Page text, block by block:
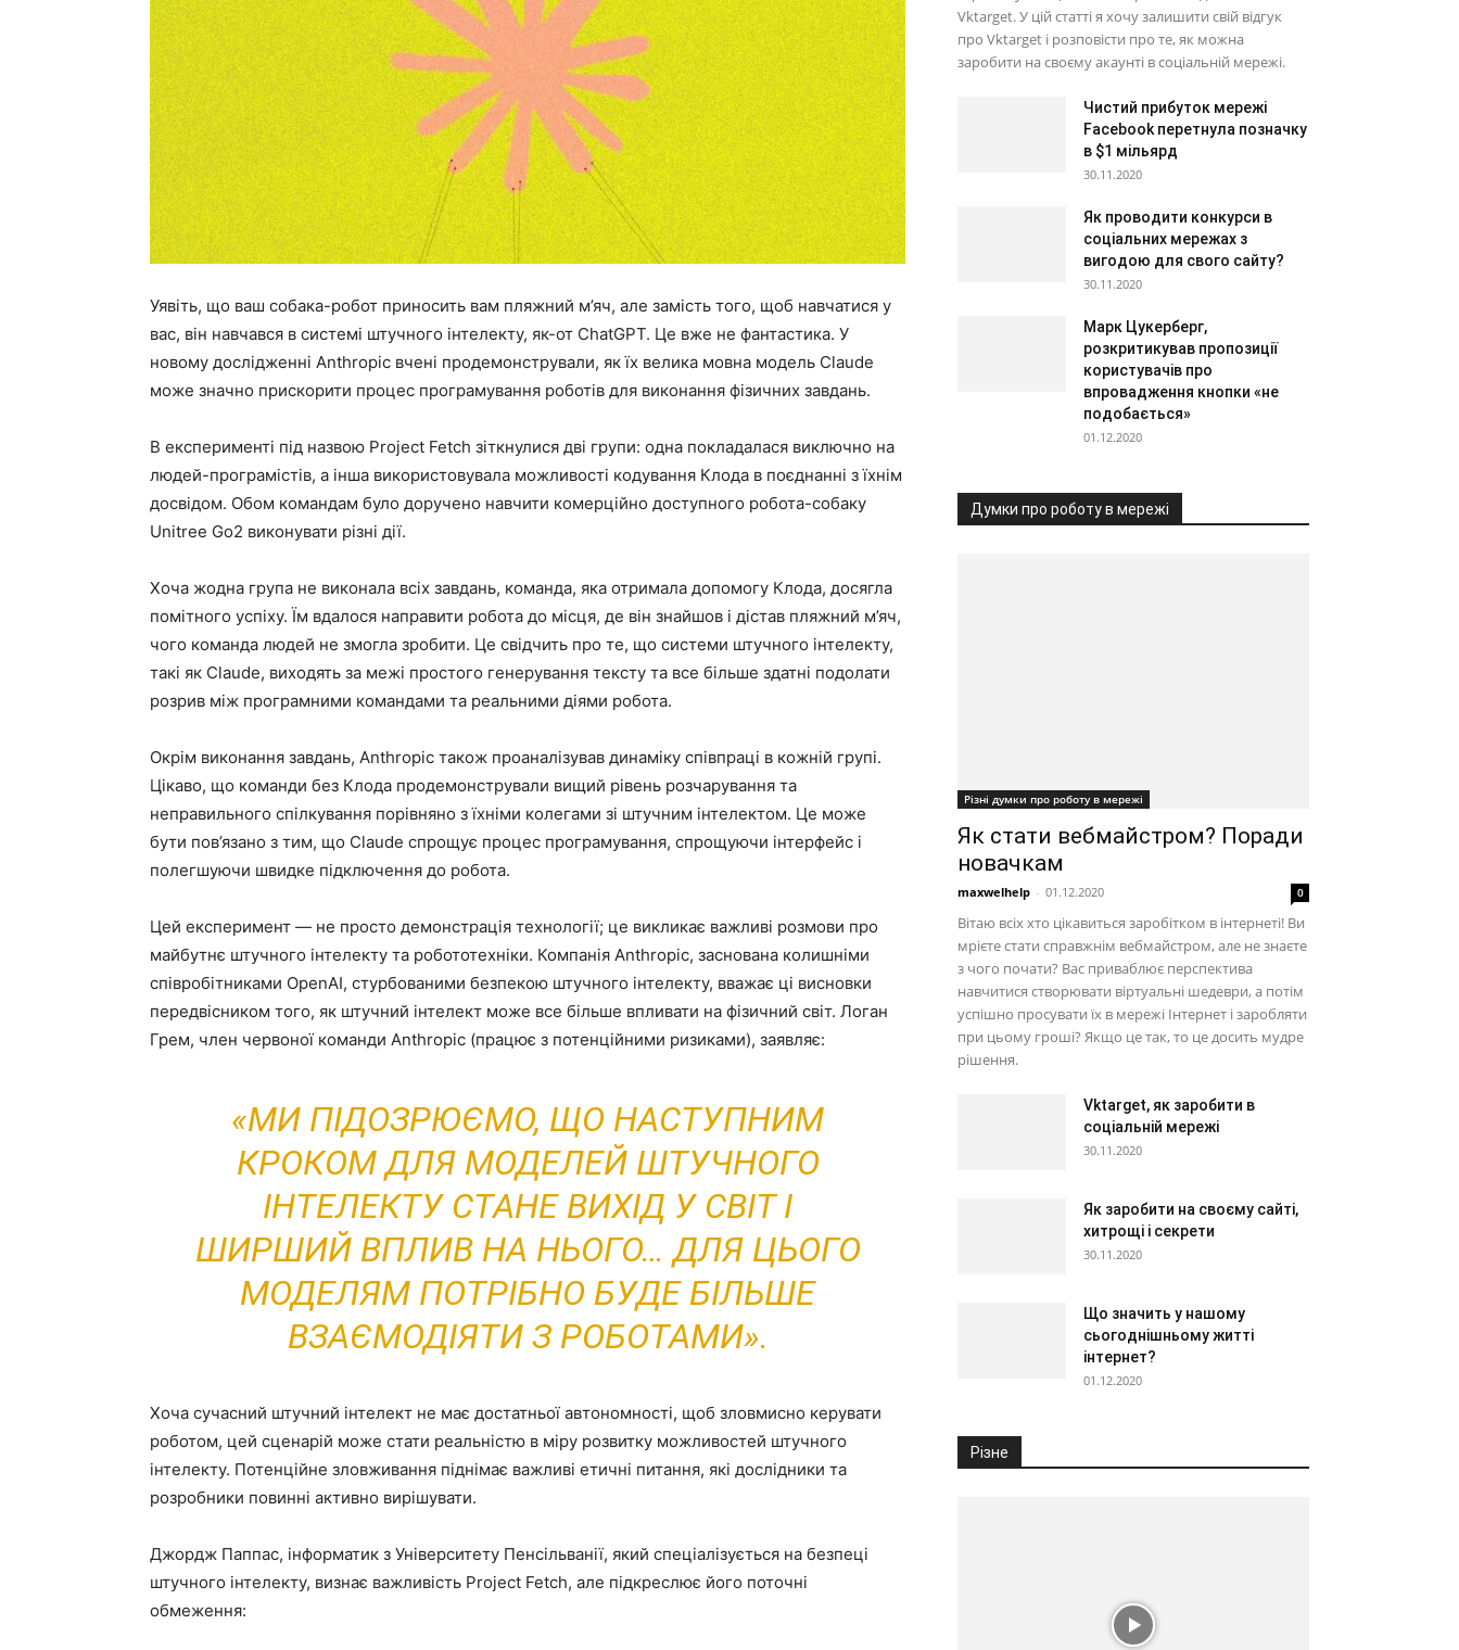
Уявіть, що ваш собака-робот приносить вам пляжний м’яч, але замість того, щоб навчатися у
вас, він навчався в системі штучного інтелекту, як-от ChatGPT. Це вже не фантастика. У
новому дослідженні Anthropic вчені продемонстрували, як їх велика мовна модель Claude
може значно прискорити процес програмування роботів для виконання фізичних завдань.
В експерименті під назвою Project Fetch зіткнулися дві групи: одна покладалася виключно на
людей-програмістів, а інша використовувала можливості кодування Клода в поєднанні з їхнім
досвідом. Обом командам було доручено навчити комерційно доступного робота-собаку
Unitree Go2 виконувати різні дії.
Хоча жодна група не виконала всіх завдань, команда, яка отримала допомогу Клода, досягла
помітного успіху. Їм вдалося направити робота до місця, де він знайшов і дістав пляжний м’яч,
чого команда людей не змогла зробити. Це свідчить про те, що системи штучного інтелекту,
такі як Claude, виходять за межі простого генерування тексту та все більше здатні подолати
розрив між програмними командами та реальними діями робота.
Окрім виконання завдань, Anthropic також проаналізував динаміку співпраці в кожній групі.
Цікаво, що команди без Клода продемонстрували вищий рівень розчарування та
неправильного спілкування порівняно з їхніми колегами зі штучним інтелектом. Це може
бути пов’язано з тим, що Claude спрощує процес програмування, спрощуючи інтерфейс і
полегшуючи швидке підключення до робота.
Цей експеримент — не просто демонстрація технології; це викликає важливі розмови про
майбутнє штучного інтелекту та робототехніки. Компанія Anthropic, заснована колишніми
співробітниками OpenAI, стурбованими безпекою штучного інтелекту, вважає ці висновки
передвісником того, як штучний інтелект може все більше впливати на фізичний світ. Логан
Грем, член червоної команди Anthropic (працює з потенційними ризиками), заявляє:
«МИ ПІДОЗРЮЄМО, ЩО НАСТУПНИМ
КРОКОМ ДЛЯ МОДЕЛЕЙ ШТУЧНОГО
ІНТЕЛЕКТУ СТАНЕ ВИХІД У СВІТ І
ШИРШИЙ ВПЛИВ НА НЬОГО… ДЛЯ ЦЬОГО
МОДЕЛЯМ ПОТРІБНО БУДЕ БІЛЬШЕ
ВЗАЄМОДІЯТИ З РОБОТАМИ».
Хоча сучасний штучний інтелект не має достатньої автономності, щоб зловмисно керувати
роботом, цей сценарій може стати реальністю в міру розвитку можливостей штучного
інтелекту. Потенційне зловживання піднімає важливі етичні питання, які дослідники та
розробники повинні активно вирішувати.
Джордж Паппас, інформатик з Університету Пенсільванії, який спеціалізується на безпеці
штучного інтелекту, визнає важливість Project Fetch, але підкреслює його поточні
обмеження:
Vktarget. У цій статті я хочу залишити свій відгук
про Vktarget і розповісти про те, як можна
заробити на своєму акаунті в соціальній мережі.
Чистий прибуток мережі
Facebook перетнула позначку
в $1 мільярд
30.11.2020
Як проводити конкурси в
соціальних мережах з
вигодою для свого сайту?
30.11.2020
Марк Цукерберг,
розкритикував пропозиції
користувачів про
впровадження кнопки «не
подобається»
01.12.2020
Думки про роботу в мережі
Різні думки про роботу в мережі
Як стати вебмайстром? Поради
новачкам
maxwelhelp - 01.12.2020 0
Вітаю всіх хто цікавиться заробітком в інтернеті! Ви
мрієте стати справжнім вебмайстром, але не знаєте
з чого почати? Вас приваблює перспектива
навчитися створювати віртуальні шедеври, а потім
успішно просувати їх в мережі Інтернет і заробляти
при цьому гроші? Якщо це так, то це досить мудре
рішення.
Vktarget, як заробити в
соціальній мережі
30.11.2020
Як заробити на своєму сайті,
хитрощі і секрети
30.11.2020
Що значить у нашому
сьогоднішньому житті
інтернет?
01.12.2020
Різне